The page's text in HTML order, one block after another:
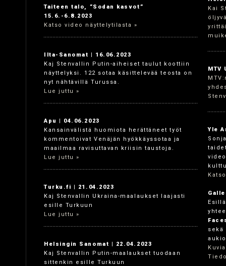
Taiteen talo, ”Sodan kasvot”
15.6.-6.8.2023
Katso video näyttelytilasta »
Ilta-Sanomat | 16.06.2023
Kaj Stenvallin Putin-aiheiset taulut koottiin
näyttelyksi. 122 sotaa käsittelevää teosta on
nyt nähtävillä Turussa.
Lue juttu »
Apu | 04.06.2023
Kansainvälistä huomiota herättäneet työt
kommentoivat Venäjän hyökkäyssotaa ja
maailmaa ravisuttavan kriisin taustoja.
Lue juttu »
Turku.fi | 21.04.2023
Kaj Stenvallin Ukraina-maalaukset laajasti
esille Turkuun
Lue juttu »
Helsingin Sanomat | 22.04.2023
Kaj Stenvallin Putin-maalaukset tuodaan
sittenkin esille Turkuun
Kai
MTV
Yle